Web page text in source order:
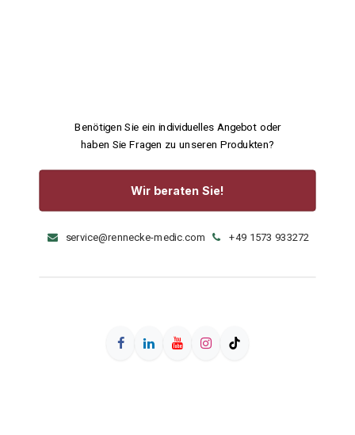
Benötigen Sie ein individuelles Angebot oder
haben Sie Fragen zu unseren Produkten?
Wir beraten Sie!
service@rennecke-medic.com +49 1573 933272